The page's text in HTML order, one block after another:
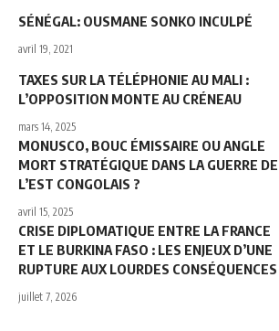
SÉNÉGAL: OUSMANE SONKO INCULPÉ
avril 19, 2021
TAXES SUR LA TÉLÉPHONIE AU MALI :
L’OPPOSITION MONTE AU CRÉNEAU
mars 14, 2025
MONUSCO, BOUC ÉMISSAIRE OU ANGLE
MORT STRATÉGIQUE DANS LA GUERRE DE
L’EST CONGOLAIS ?
avril 15, 2025
CRISE DIPLOMATIQUE ENTRE LA FRANCE
ET LE BURKINA FASO : LES ENJEUX D’UNE
RUPTURE AUX LOURDES CONSÉQUENCES
juillet 7, 2026